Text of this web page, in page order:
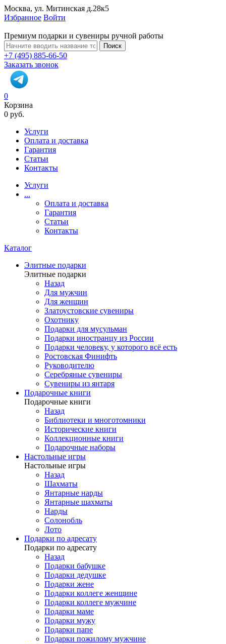
Москва, ул. Митинская д.28к5
Избранное Войти
Премиум подарки и сувениры ручной работы
Поиск
+7 (495) 885-66-50
Заказать звонок
0
Корзина
0 руб.
Услуги
Оплата и доставка
Гарантия
Статьи
Контакты
Услуги
...
Оплата и доставка
Гарантия
Статьи
Контакты
Каталог
Элитные подарки
Элитные подарки
Назад
Для мужчин
Для женщин
Златоустовские сувениры
Охотнику
Подарки для мусульман
Подарки иностранцу из России
Подарки человеку, у которого всё есть
Ростовская Финифть
Руководителю
Серебряные сувениры
Сувениры из янтаря
Подарочные книги
Подарочные книги
Назад
Библиотеки и многотомники
Исторические книги
Коллекционные книги
Подарочные наборы
Настольные игры
Настольные игры
Назад
Шахматы
Янтарные нарды
Янтарные шахматы
Нарды
Солонобль
Лото
Подарки по адресату
Подарки по адресату
Назад
Подарки бабушке
Подарки дедушке
Подарки жене
Подарки коллеге женщине
Подарки коллеге мужчине
Подарки маме
Подарки мужу
Подарки папе
Подарки пожилому мужчине